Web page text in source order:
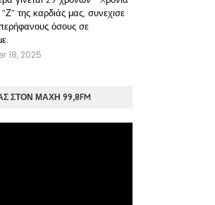
της καρδιάς μας, συνεχισε
όσους σε
18, 2025
ΣΤΟΝ ΜΑΧΗ 99,8FM